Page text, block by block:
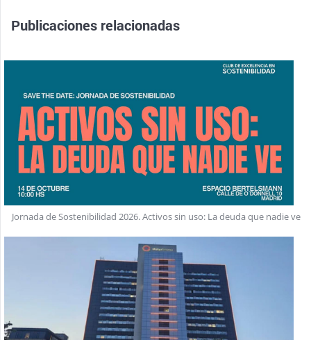
Publicaciones relacionadas
Jornada de Sostenibilidad 2026. Activos sin uso: La deuda que nadie ve